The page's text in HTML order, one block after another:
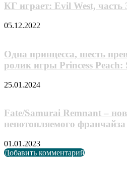
КГ играет: Evil West, часть
05.12.2022
Одна принцесса, шесть
ролик игры Princess Peach:
25.01.2024
Fate/Samurai Remnant –
непотопляемого франчайза
01.01.2023
Добавить комментарий